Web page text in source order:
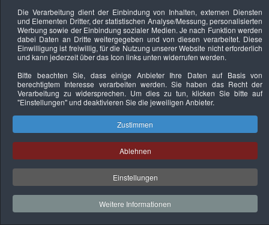
Keine Termine
Datenschutzerklärung Urheberrechtsnachweise Nachhaltigkeit
Copyright © 2026. Bundesverband Deutscher
Sachverständiger und Fachgutachter e.V..
Die Verarbeitung dient der Einbindung von Inhalten, externen Diensten
und Elementen Dritter, der statistischen Analyse/Messung, personalisierten
Werbung sowie der Einbindung sozialer Medien. Je nach Funktion werden
dabei Daten an Dritte weitergegeben und von diesen verarbeitet. Diese
Einwilligung ist freiwillig, für die Nutzung unserer Website nicht erforderlich
und kann jederzeit über das Icon links unten widerrufen werden.
Bitte beachten Sie, dass einige Anbieter Ihre Daten auf Basis von
berechtigtem Interesse verarbeiten werden. Sie haben das Recht der
Verarbeitung zu widersprechen. Um dies zu tun, klicken Sie bitte auf
"Einstellungen"und deaktivieren Sie die jeweiligen Anbieter.
Zustimmen
Ablehnen
Einstellungen
Weitere Informationen